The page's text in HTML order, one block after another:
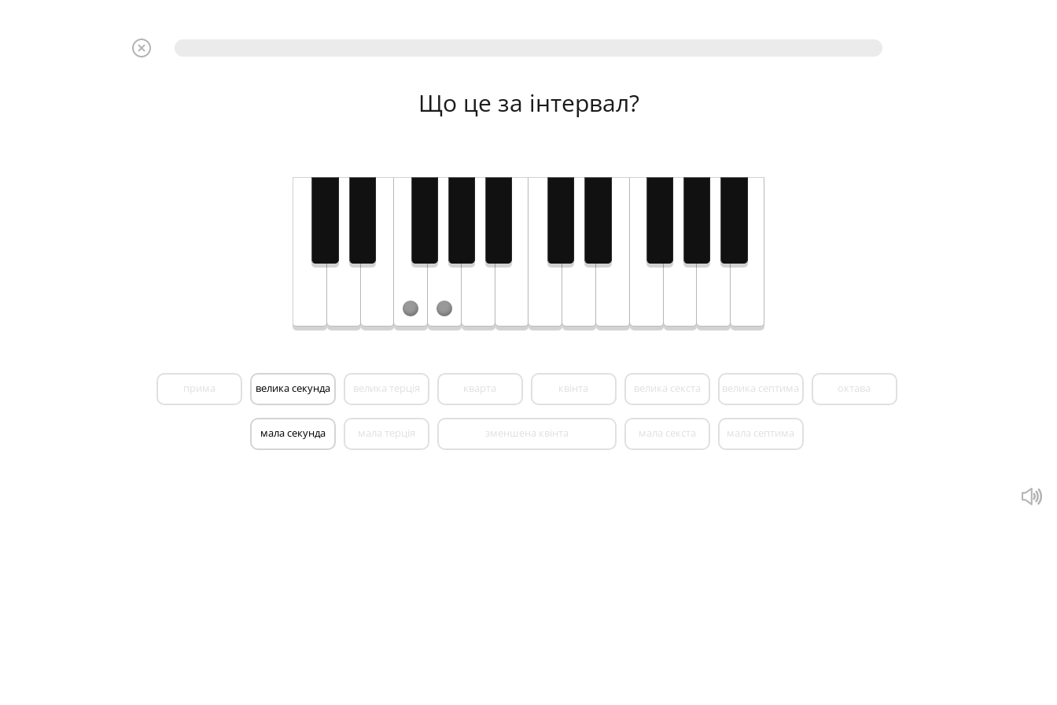
Що це за інтервал?
прима
мала секунда
велика секунда
мала терція
велика терція кварта
зменшена квінта
квінта
мала секста
велика секста
мала септима
велика септима октава